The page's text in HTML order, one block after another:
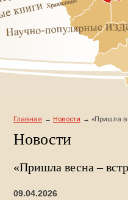
Главная Новости «Пришла
Новости
«Пришла весна –
09.04.2026